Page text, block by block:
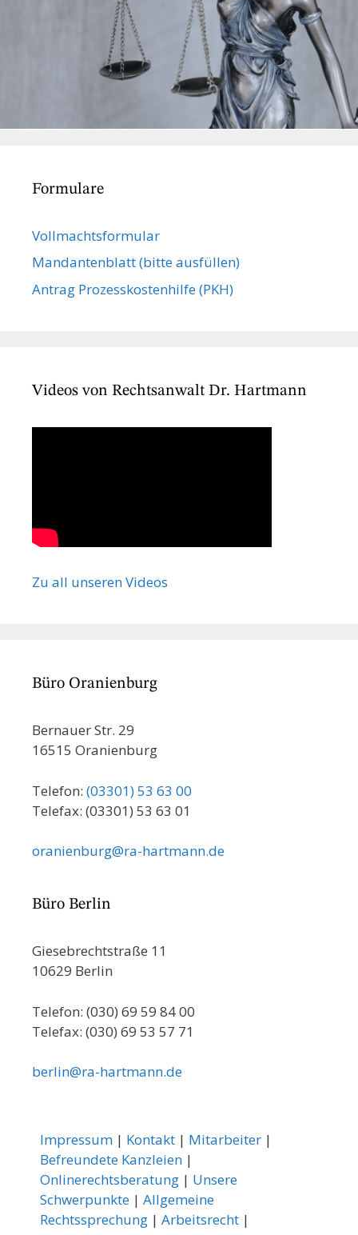
Formulare
Vollmachts­formular
Mandanten­blatt (bitte ausfüllen)
Antrag Prozesskostenhilfe (PKH)
Videos von Rechtsanwalt Dr. Hartmann
Zu all unseren Videos
Büro Oranienburg
Bernauer Str. 29
16515 Oranienburg
Telefon: (03301) 53 63 00
Telefax: (03301) 53 63 01
oranienburg@ra-hartmann.de
Büro Berlin
Giesebrechtstraße 11
10629 Berlin
Telefon: (030) 69 59 84 00
Telefax: (030) 69 53 57 71
berlin@ra-hartmann.de
Impressum | Kontakt | Mitarbeiter |
Befreundete Kanzleien |
Onlinerechtsberatung | Unsere
Schwerpunkte | Allgemeine
Rechtssprechung | Arbeitsrecht |